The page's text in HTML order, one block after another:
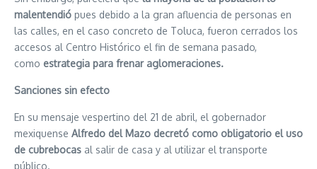
malentendió pues debido a la gran afluencia de personas en
las calles, en el caso concreto de Toluca, fueron cerrados los
accesos al Centro Histórico el fin de semana pasado,
como estrategia para frenar aglomeraciones.
Sanciones sin efecto
En su mensaje vespertino del 21 de abril, el gobernador
mexiquense Alfredo del Mazo decretó como obligatorio el uso
de cubrebocas al salir de casa y al utilizar el transporte
público.